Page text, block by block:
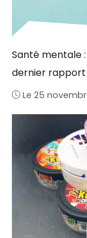
Santé mentale
dernier rapport
Le 25